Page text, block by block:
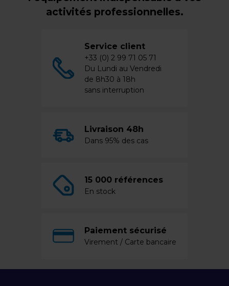
activités professionnelles.
Service client
+33 (0) 2 99 71 05 71
Du Lundi au Vendredi
de 8h30 à 18h
sans interruption
Livraison 48h
Dans 95% des cas
15 000 références
En stock
Paiement sécurisé
Virement / Carte bancaire